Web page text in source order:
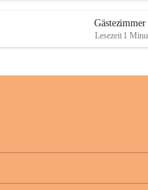
Lesezeit 1